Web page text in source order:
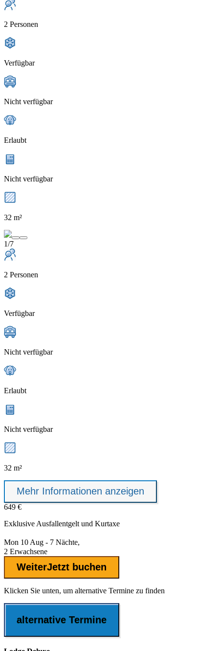
2 Personen
Verfügbar
Nicht verfügbar
Erlaubt
Nicht verfügbar
32 m²
1/7
2 Personen
Verfügbar
Nicht verfügbar
Erlaubt
Nicht verfügbar
32 m²
Mehr Informationen anzeigen
649 €
Exklusive Ausfallentgelt und Kurtaxe
Mon 10 Aug - 7 Nächte,
2 Erwachsene
WeiterJetzt buchen
Klicken Sie unten, um alternative Termine zu finden
alternative Termine